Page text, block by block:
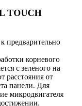
TOUCH
корневого
с зеленого на
расстояния от
панели. Для
микродвигателя